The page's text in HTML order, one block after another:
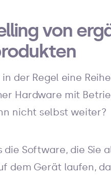
von
in der Regel eine
Hardware mit
nicht selbst weiter?
die Software, die Sie
dem Gerät laufen,